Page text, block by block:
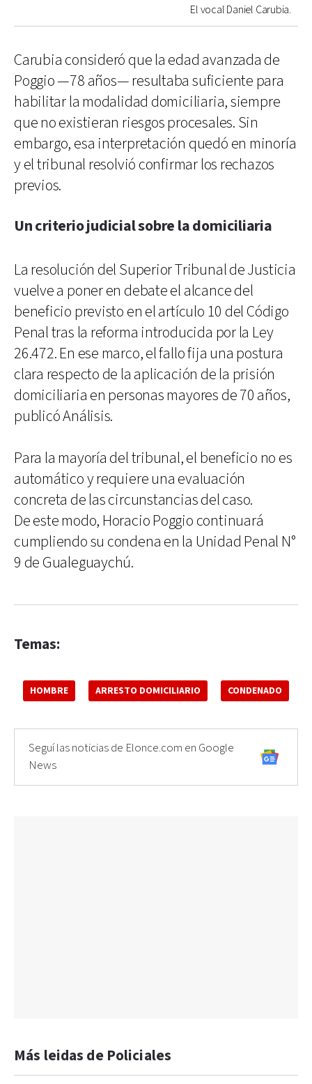
El vocal Daniel Carubia.
Carubia consideró que la edad avanzada de
Poggio —78 años— resultaba suficiente para
habilitar la modalidad domiciliaria, siempre
que no existieran riesgos procesales. Sin
embargo, esa interpretación quedó en minoría
y el tribunal resolvió confirmar los rechazos
previos.
Un criterio judicial sobre la domiciliaria
La resolución del Superior Tribunal de Justicia
vuelve a poner en debate el alcance del
beneficio previsto en el artículo 10 del Código
Penal tras la reforma introducida por la Ley
26.472. En ese marco, el fallo fija una postura
clara respecto de la aplicación de la prisión
domiciliaria en personas mayores de 70 años,
publicó Análisis.
Para la mayoría del tribunal, el beneficio no es
automático y requiere una evaluación
concreta de las circunstancias del caso.
De este modo, Horacio Poggio continuará
cumpliendo su condena en la Unidad Penal N°
9 de Gualeguaychú.
Temas:
HOMBRE ARRESTO DOMICILIARIO CONDENADO
Seguí las noticias de Elonce.com en Google
News
Más leidas de Policiales